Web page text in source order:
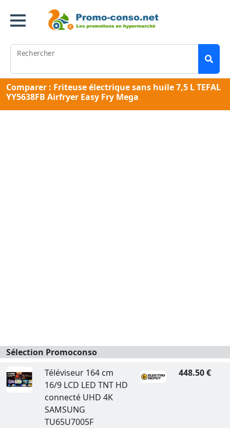
Rechercher
Comparer : Friteuse électrique sans huile 7,5 L TEFAL
YY5638FB Airfryer Easy Fry Mega
Sélection Promoconso
Téléviseur 164 cm
16/9 LCD LED TNT HD
connecté UHD 4K
SAMSUNG
TU65U7005F
448.50 €